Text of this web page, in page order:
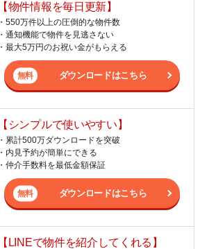
【物件情報を毎日更新】
・550万件以上の圧倒的な物件数
・通知機能で物件を見逃さない
・最大5万円のお祝い金がもらえる
ダウンロードはこちら
【シンプルで使いやすい】
・累計500万ダウンロードを突破
・内見予約が簡単にできる
・仲介手数料を最低金額保証
ダウンロードはこちら
【LINEで物件を紹介してくれる】